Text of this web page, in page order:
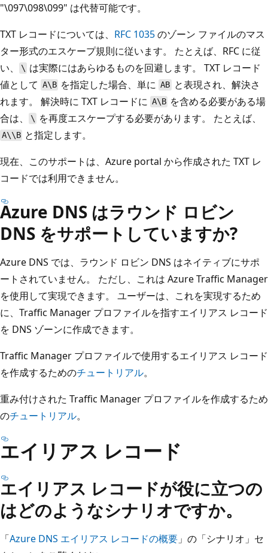
"\097\098\099" は代替可能です。
TXT レコードについては、 RFC 1035のゾーン ファイルのマス
ター形式のエスケープ規則に従います。 たとえば、RFC に従
い、
\ は実際にはあらゆるものを回避します。 TXT レコード
値として A\B を指定した場合、単にABと表現され、解決さ
れます。 解決時に TXT レコードに A\B を含める必要がある場
合は、
\ を再度エスケープする必要があります。 たとえば、
A\\B と指定します。
現在、このサポートは、Azure portal から作成された TXT レ
コードでは利用できません。
Azure DNS はラウンド ロビン
DNS をサポートしていますか?
Azure DNS では、ラウンド ロビン DNS はネイティブにサポ
ートされていません。 ただし、これは Azure Traffic Manager
を使用して実現できます。 ユーザーは、これを実現するため
に、Traffic Manager プロファイルを指すエイリアス レコード
を DNS ゾーンに作成できます。
Traffic Manager プロファイルで使用するエイリアス レコード
を作成するためのチュートリアル。
重み付けされた Traffic Manager プロファイルを作成するため
のチュートリアル。
エイリアス レコード
エイリアス レコードが役に立つの
はどのようなシナリオですか。
「Azure DNS エイリアス レコードの概要 」の「シナリオ」セ